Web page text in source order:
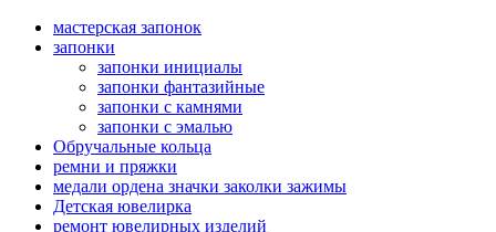
мастерская запонок
запонки
запонки инициалы
запонки фантазийные
запонки с камнями
запонки с эмалью
Обручальные кольца
ремни и пряжки
медали ордена значки заколки зажимы
Детская ювелирка
ремонт ювелирных изделий